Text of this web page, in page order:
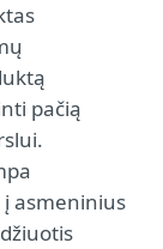
pačią
į asmeninius